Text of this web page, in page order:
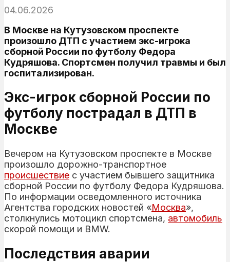
04.06.2026
В Москве на Кутузовском проспекте
произошло ДТП с участием экс-игрока
сборной России по футболу Федора
Кудряшова. Спортсмен получил травмы и был
госпитализирован.
Экс-игрок сборной России по
футболу пострадал в ДТП в
Москве
Вечером на Кутузовском проспекте в Москве
произошло дорожно-транспортное
происшествие с участием бывшего защитника
сборной России по футболу Федора Кудряшова.
По информации осведомленного источника
Агентства городских новостей «Москва»,
столкнулись мотоцикл спортсмена, автомобиль
скорой помощи и BMW.
Последствия аварии